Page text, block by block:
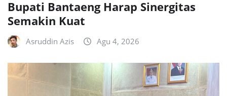
Bupati Bantaeng Harap Sinergitas
Semakin Kuat
Asruddin Azis Agu 4, 2026